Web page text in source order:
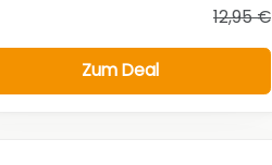
12,95 €
Zum Deal